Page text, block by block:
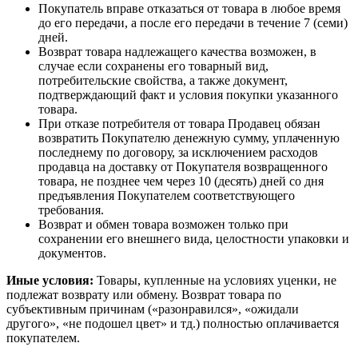
Покупатель вправе отказаться от товара в любое время
до его передачи, а после его передачи в течение 7 (семи)
дней.
Возврат товара надлежащего качества возможен, в
случае если сохранены его товарный вид,
потребительские свойства, а также документ,
подтверждающий факт и условия покупки указанного
товара.
При отказе потребителя от товара Продавец обязан
возвратить Покупателю денежную сумму, уплаченную
последнему по договору, за исключением расходов
продавца на доставку от Покупателя возвращенного
товара, не позднее чем через 10 (десять) дней со дня
предъявления Покупателем соответствующего
требования.
Возврат и обмен товара возможен только при
сохранении его внешнего вида, целостности упаковки и
документов.
Иные условия: Товары, купленные на условиях уценки, не
подлежат возврату или обмену. Возврат товара по
субъективным причинам («разонравился», «ожидали
другого», «не подошел цвет» и тд.) полностью оплачивается
покупателем.